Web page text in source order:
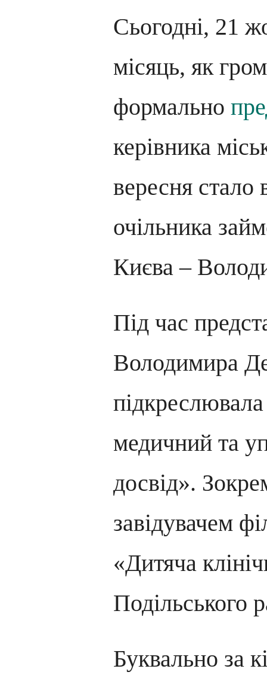
Сьогодні, 21
місяць, як
формально
керівника
вересня стало
очільника
Києва –
Під час
Володимира
медичний та
досвід».
завідувачем
«Дитяча
Подільського
Буквально за